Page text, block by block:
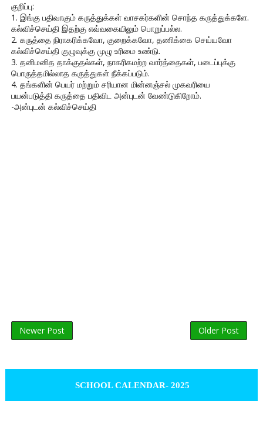
குறிப்பு:
1. இங்கு பதிவாகும் கருத்துக்கள் வாசகர்களின் சொந்த கருத்துக்களே.
கல்விச்செய்தி இதற்கு எவ்வகையிலும் பொறுப்பல்ல.
2. கருத்தை நிராகரிக்கவோ, குறைக்கவோ, தணிக்கை செய்யவோ
கல்விச்செய்தி குழுவுக்கு முழு உரிமை உண்டு.
3. தனிமனித தாக்குதல்கள், நாகரிகமற்ற வார்த்தைகள், படைப்புக்கு
பொருத்தமில்லாத கருத்துகள் நீக்கப்படும்.
4. தங்களின் பெயர் மற்றும் சரியான மின்னஞ்சல் முகவரியை
பயன்படுத்தி கருத்தை பதிவிட அன்புடன் வேண்டுகிறோம்.
-அன்புடன் கல்விச்செய்தி
Newer Post Older Post
SCHOOL CALENDAR- 2025